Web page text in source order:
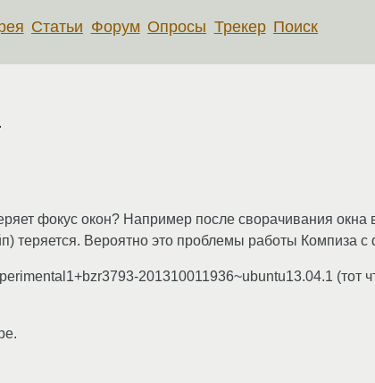
Статьи Форум Опросы Трекер Поиск
фокус окон? Например после сворачивания окна
теряется. Вероятно это проблемы работы Компиза
201310011936~ubuntu13.04.1 (тот